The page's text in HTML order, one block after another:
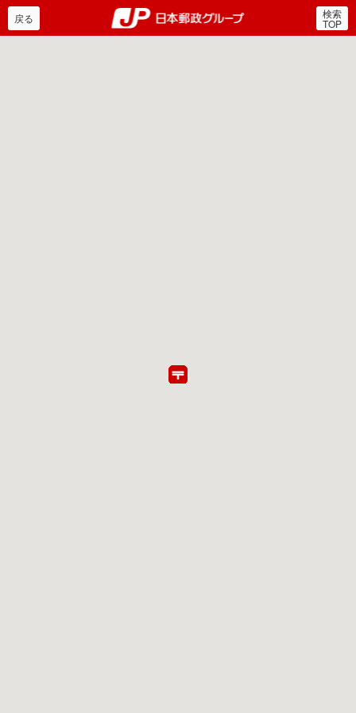
郵便局・日本郵政グルー
戻る 検索
TOP